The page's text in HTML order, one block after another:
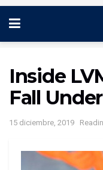
Inside
Fall
15 diciembre, 2019